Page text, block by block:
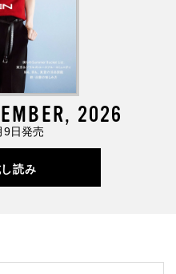
2026
9日発売
読み